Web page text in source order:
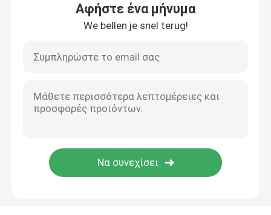
Διατρυβώδης τροχιά
Τεχνητή τύρφη χλόης κήπων
Αφήστε ένα μήνυμα
We bellen je snel terug!